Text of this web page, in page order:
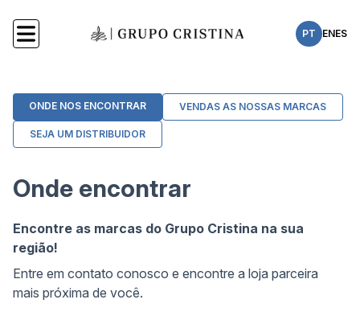
PT ENES
ONDE NOS ENCONTRAR VENDAS AS NOSSAS MARCAS
SEJA UM DISTRIBUIDOR
Onde encontrar
Encontre as marcas do Grupo Cristina na sua
região!
Entre em contato conosco e encontre a loja parceira
mais próxima de você.